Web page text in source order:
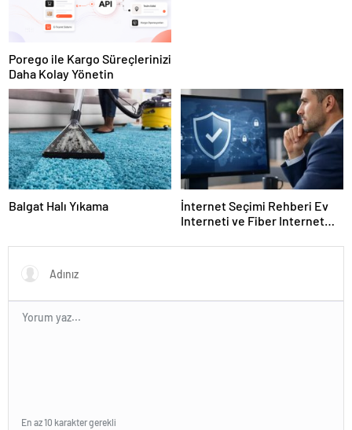
Porego ile Kargo Süreçlerinizi
Daha Kolay Yönetin
Balgat Halı Yıkama
İnternet Seçimi Rehberi Ev
Interneti ve Fiber Internet
En az 10 karakter gerekli